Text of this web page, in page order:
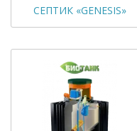
СЕПТИК «GENESIS»